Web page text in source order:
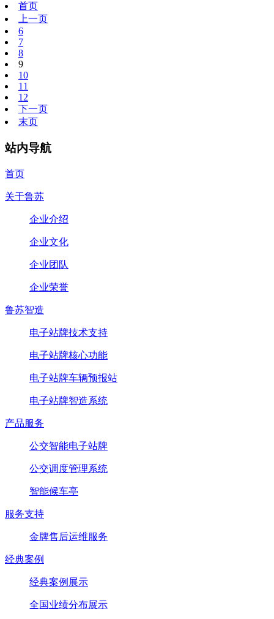
首页
上一页
6
7
8
9
10
11
12
下一页
末页
站内导航
首页
关于鲁苏
企业介绍
企业文化
企业团队
企业荣誉
鲁苏智造
电子站牌技术支持
电子站牌核心功能
电子站牌车辆预报站
电子站牌智造系统
产品服务
公交智能电子站牌
公交调度管理系统
智能候车亭
服务支持
金牌售后运维服务
经典案例
经典案例展示
全国业绩分布展示